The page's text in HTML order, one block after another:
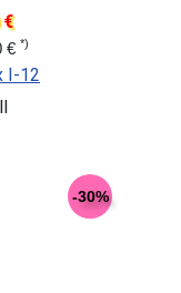
€ *)
I-12
-30%